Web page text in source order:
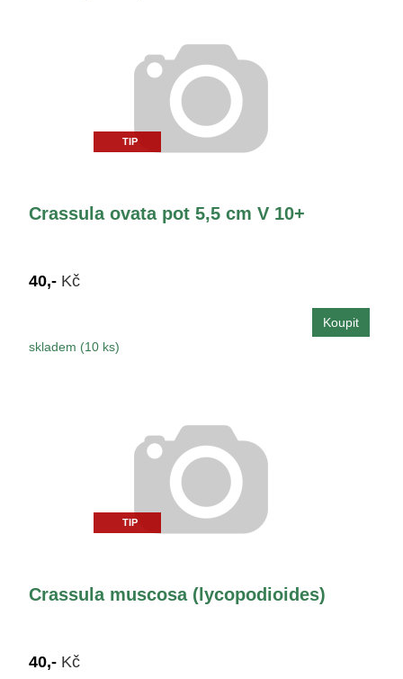
TIP
Crassula ovata pot 5,5 cm V 10+
40,- Kč
skladem (10 ks)
TIP
Crassula muscosa (lycopodioides)
40,- Kč